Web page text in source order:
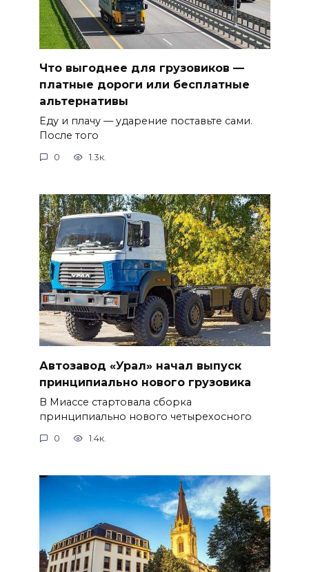
Что выгоднее для грузовиков —
платные дороги или бесплатные
альтернативы
Еду и плачу — ударение поставьте сами.
После того
0 1.3к.
Автозавод «Урал» начал выпуск
принципиально нового грузовика
В Миассе стартовала сборка
принципиально нового четырехосного
0 1.4к.